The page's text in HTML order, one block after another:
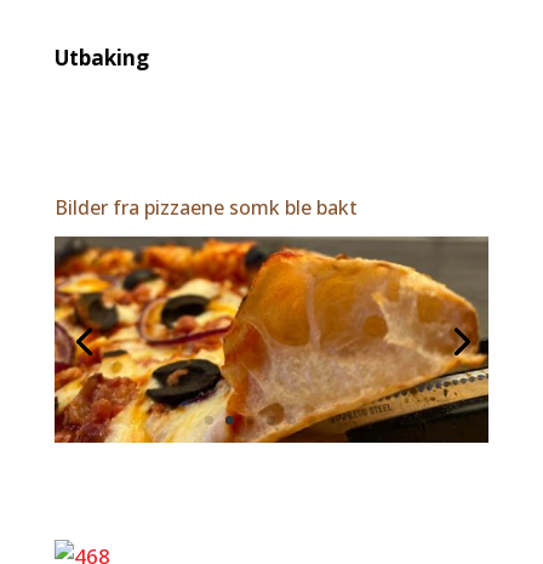
Utbaking
Bilder fra pizzaene somk ble bakt